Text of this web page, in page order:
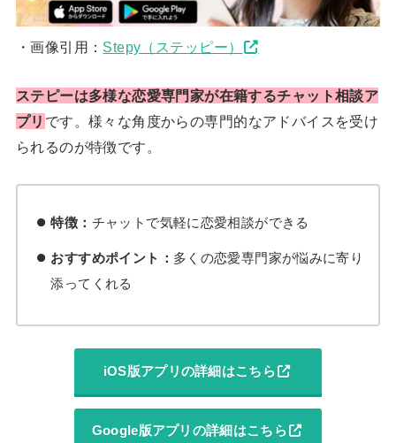
・画像引用： Stepy（ステッピー）
ステピーは多様な恋愛専門家が在籍するチャット相談ア
プリ です。様々な角度からの専門的なアドバイスを受け
られるのが特徴です。
特徴： チャットで気軽に恋愛相談ができる
おすすめポイント： 多くの恋愛専門家が悩みに寄り
添ってくれる
iOS版アプリの詳細はこちら
Google版アプリの詳細はこちら